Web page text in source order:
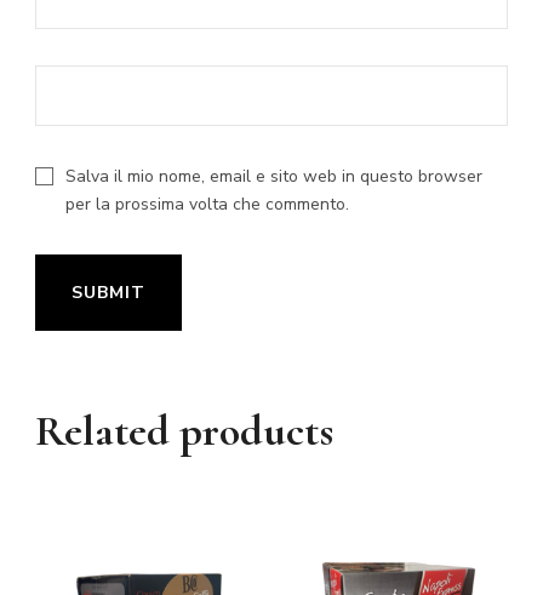
Salva il mio nome, email e sito web in questo browser
per la prossima volta che commento.
Related products